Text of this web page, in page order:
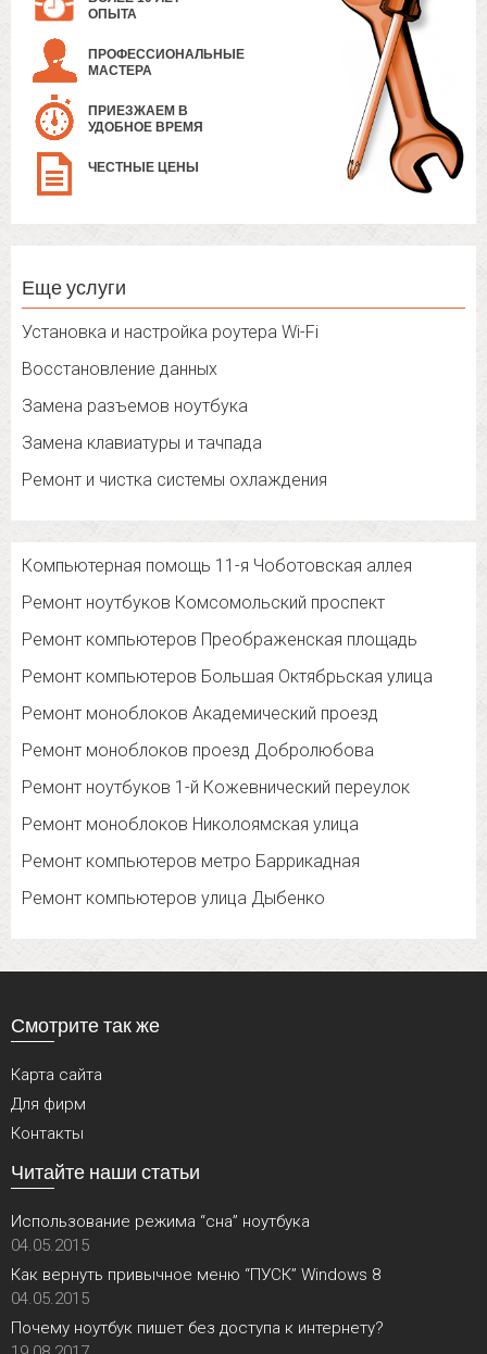
ОПЫТА
ПРОФЕССИОНАЛЬНЫЕ
МАСТЕРА
ПРИЕЗЖАЕМ В
УДОБНОЕ ВРЕМЯ
ЧЕСТНЫЕ ЦЕНЫ
Еще услуги
Установка и настройка роутера Wi-Fi
Восстановление данных
Замена разъемов ноутбука
Замена клавиатуры и тачпада
Ремонт и чистка системы охлаждения
Компьютерная помощь 11-я Чоботовская аллея
Ремонт ноутбуков Комсомольский проспект
Ремонт компьютеров Преображенская площадь
Ремонт компьютеров Большая Октябрьская улица
Ремонт моноблоков Академический проезд
Ремонт моноблоков проезд Добролюбова
Ремонт ноутбуков 1-й Кожевнический переулок
Ремонт моноблоков Николоямская улица
Ремонт компьютеров метро Баррикадная
Ремонт компьютеров улица Дыбенко
Смотрите так же
Карта сайта
Для фирм
Контакты
Читайте наши статьи
Использование режима “сна” ноутбука
04.05.2015
Как вернуть привычное меню “ПУСК” Windows 8
04.05.2015
Почему ноутбук пишет без доступа к интернету?